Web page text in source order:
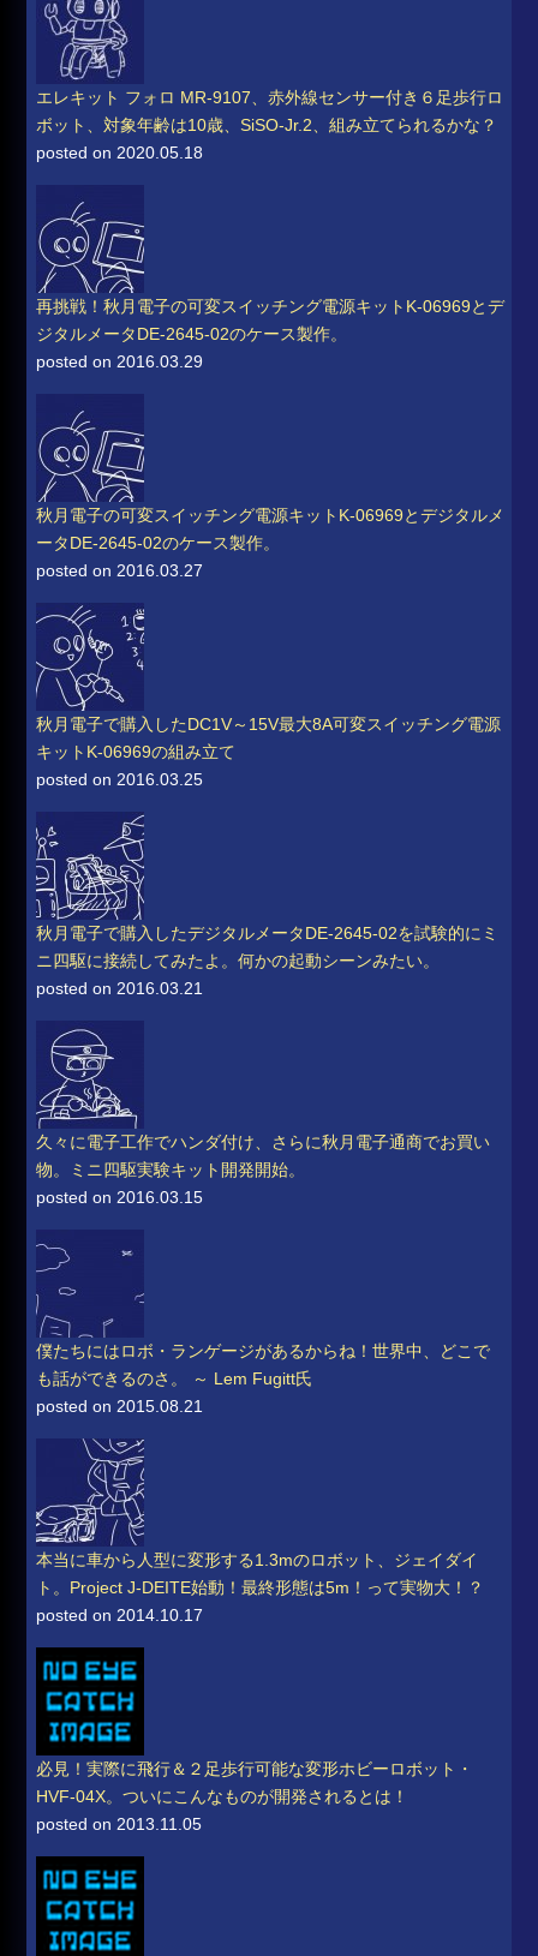
エレキット フォロ MR-9107、赤外線センサー付き６足歩行ロ
ボット、対象年齢は10歳、SiSO-Jr.2、組み立てられるかな？
posted on 2020.05.18
再挑戦！秋月電子の可変スイッチング電源キットK-06969とデ
ジタルメータDE-2645-02のケース製作。
posted on 2016.03.29
秋月電子の可変スイッチング電源キットK-06969とデジタルメ
ータDE-2645-02のケース製作。
posted on 2016.03.27
秋月電子で購入したDC1V～15V最大8A可変スイッチング電源
キットK-06969の組み立て
posted on 2016.03.25
秋月電子で購入したデジタルメータDE-2645-02を試験的にミ
ニ四駆に接続してみたよ。何かの起動シーンみたい。
posted on 2016.03.21
久々に電子工作でハンダ付け、さらに秋月電子通商でお買い
物。ミニ四駆実験キット開発開始。
posted on 2016.03.15
僕たちにはロボ・ランゲージがあるからね！世界中、どこで
も話ができるのさ。 ～ Lem Fugitt氏
posted on 2015.08.21
本当に車から人型に変形する1.3mのロボット、ジェイダイ
ト。Project J-DEITE始動！最終形態は5m！って実物大！？
posted on 2014.10.17
必見！実際に飛行＆２足歩行可能な変形ホビーロボット・
HVF-04X。ついにこんなものが開発されるとは！
posted on 2013.11.05